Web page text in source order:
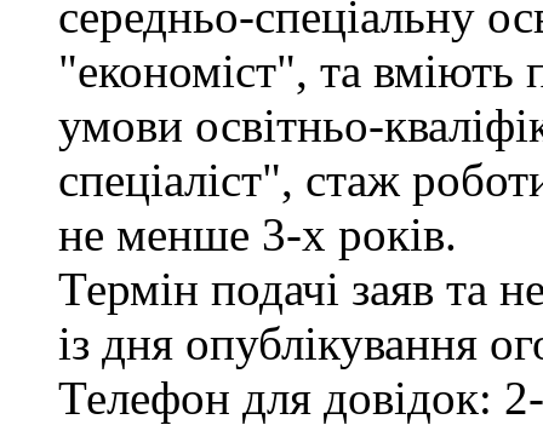
середньо-спеціальну
"економіст", та
умови освітньо-
спеціаліст", стаж
не менше 3-х років.
Термін подачі заяв та
із дня опублікування
Телефон для довідок: